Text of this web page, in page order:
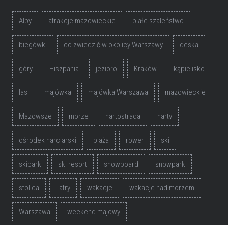
Alpy atrakcje mazowieckie białe szaleństwo
biegówki co zwiedzić w okolicy Warszawy deska
góry Hiszpania jezioro Kraków kąpielisko
las majówka majówka Warszawa mazowieckie
Mazowsze morze nartostrada narty
ośrodek narciarski plaża rower ski
skipark ski resort snowboard snowpark
stolica Tatry wakacje wakacje nad morzem
Warszawa weekend majowy